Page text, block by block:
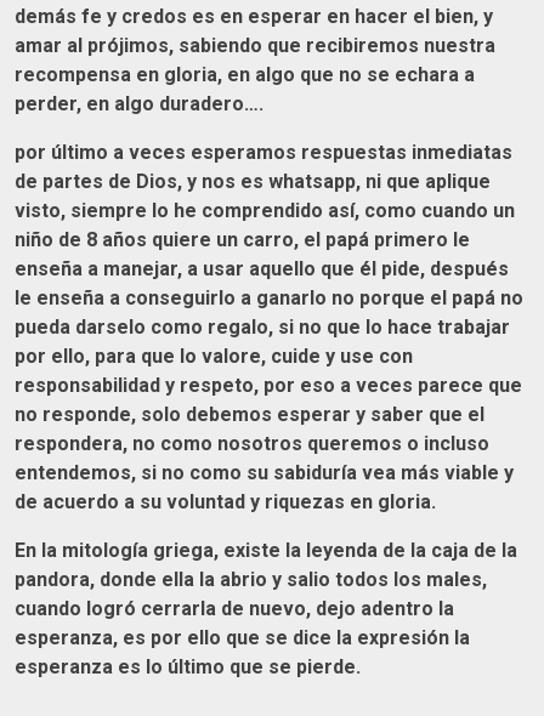
demás fe y credos es en esperar en hacer el bien, y
amar al prójimos, sabiendo que recibiremos nuestra
recompensa en gloria, en algo que no se echara a
perder, en algo duradero….
por último a veces esperamos respuestas inmediatas
de partes de Dios, y nos es whatsapp, ni que aplique
visto, siempre lo he comprendido así, como cuando un
niño de 8 años quiere un carro, el papá primero le
enseña a manejar, a usar aquello que él pide, después
le enseña a conseguirlo a ganarlo no porque el papá no
pueda darselo como regalo, si no que lo hace trabajar
por ello, para que lo valore, cuide y use con
responsabilidad y respeto, por eso a veces parece que
no responde, solo debemos esperar y saber que el
respondera, no como nosotros queremos o incluso
entendemos, si no como su sabiduría vea más viable y
de acuerdo a su voluntad y riquezas en gloria.
En la mitología griega, existe la leyenda de la caja de la
pandora, donde ella la abrio y salio todos los males,
cuando logró cerrarla de nuevo, dejo adentro la
esperanza, es por ello que se dice la expresión la
esperanza es lo último que se pierde.